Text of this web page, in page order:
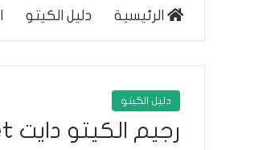
الرئيسية دليل الكيتو
دليل الكيتو